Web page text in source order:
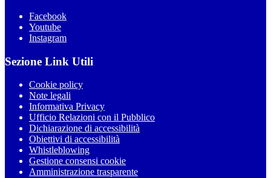
Facebook
Youtube
Instagram
Sezione Link Utili
Cookie policy
Note legali
Informativa Privacy
Ufficio Relazioni con il Pubblico
Dichiarazione di accessibilità
Obiettivi di accessibilità
Whistleblowing
Gestione consensi cookie
Amministrazione trasparente